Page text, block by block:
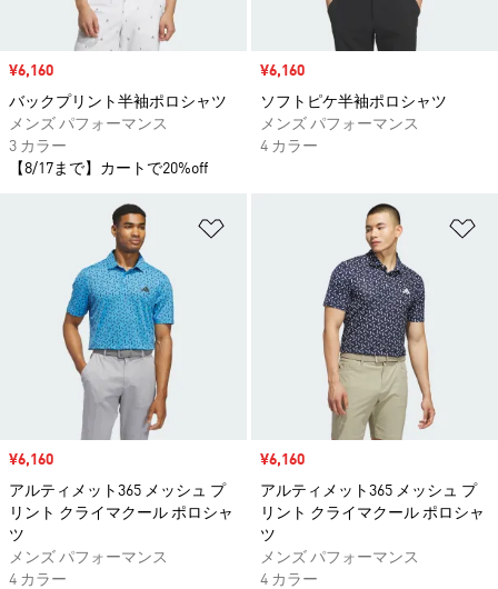
セール価格
¥6,160
バックプリント半袖ポロシャツ
メンズ パフォーマンス
3 カラー
【8/17まで】カートで20%off
セール価格
¥6,160
ソフトピケ半袖ポロシャツ
メンズ パフォーマンス
4 カラー
ほしいものリストに追加
セール価格
¥6,160
アルティメット365 メッシュ プ
リント クライマクール ポロシャ
ツ
メンズ パフォーマンス
4 カラー
セール価格
¥6,160
アルティメット365 メッシュ プ
リント クライマクール ポロシャ
ツ
メンズ パフォーマンス
4 カラー